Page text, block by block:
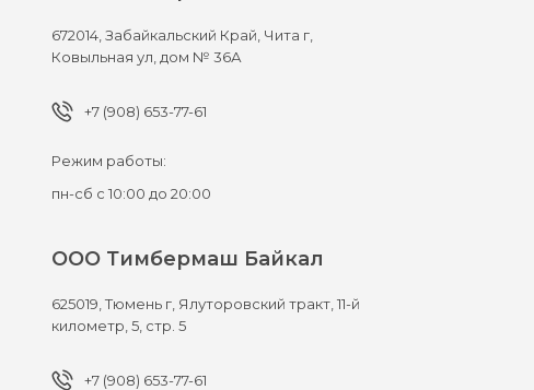
672014,Забайкальский Край, Чита г,
Ковыльная ул, дом № 36А
+7 (908) 653-77-61
Режим работы:
пн-сб с 10:00 до 20:00
ООО Тимбермаш Байкал
625019,Тюмень г, Ялуторовский тракт, 11-й
километр, 5, стр. 5
+7 (908) 653-77-61